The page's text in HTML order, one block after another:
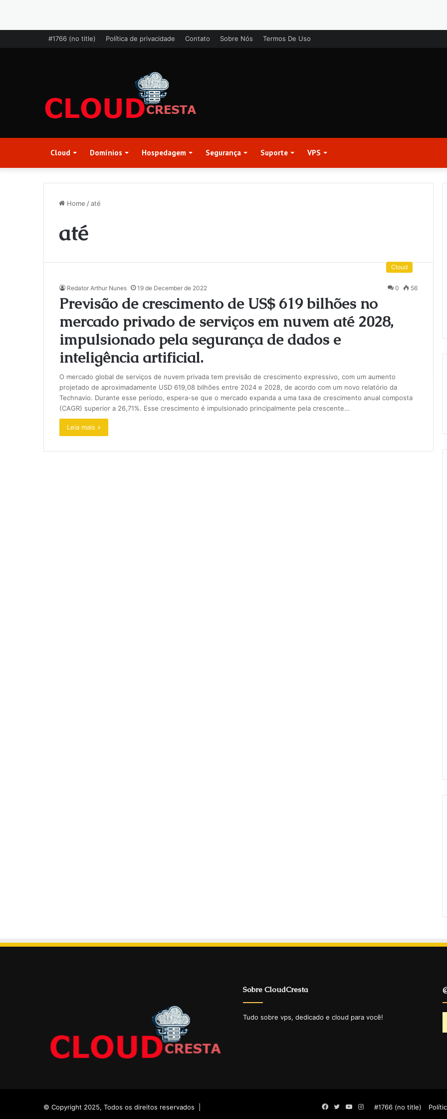
#1766 (no title) Política de privacidade Contato Sobre Nós Termos De Uso
Cloud Domínios Hospedagem Segurança Suporte VPS
Home /até
até
Cloud
Redator Arthur Nunes 19 de December de 2022 0 56
Previsão de crescimento de US$ 619 bilhões no
mercado privado de serviços em nuvem até 2028,
impulsionado pela segurança de dados e
inteligência artificial.
O mercado global de serviços de nuvem privada tem previsão de crescimento expressivo, com um aumento
projetado de aproximadamente USD 619,08 bilhões entre 2024 e 2028, de acordo com um novo relatório da
Technavio. Durante esse período, espera-se que o mercado expanda a uma taxa de crescimento anual composta
(CAGR) superior a 26,71%. Esse crescimento é impulsionado principalmente pela crescente…
Leia mais »
Sobre CloudCresta
Tudo sobre vps, dedicado e cloud para você!
© Copyright 2025, Todos os direitos reservados | #1766 (no title)
Facebook
TwitterYouTube
Instagram